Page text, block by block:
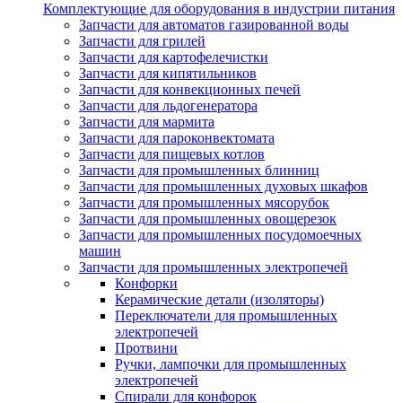
Комплектующие для оборудования в индустрии питания
Запчасти для автоматов газированной воды
Запчасти для грилей
Запчасти для картофелечистки
Запчасти для кипятильников
Запчасти для конвекционных печей
Запчасти для льдогенератора
Запчасти для мармита
Запчасти для пароконвектомата
Запчасти для пищевых котлов
Запчасти для промышленных блинниц
Запчасти для промышленных духовых шкафов
Запчасти для промышленных мясорубок
Запчасти для промышленных овощерезок
Запчасти для промышленных посудомоечных
машин
Запчасти для промышленных электропечей
Конфорки
Керамические детали (изоляторы)
Переключатели для промышленных
электропечей
Протвини
Ручки, лампочки для промышленных
электропечей
Спирали для конфорок